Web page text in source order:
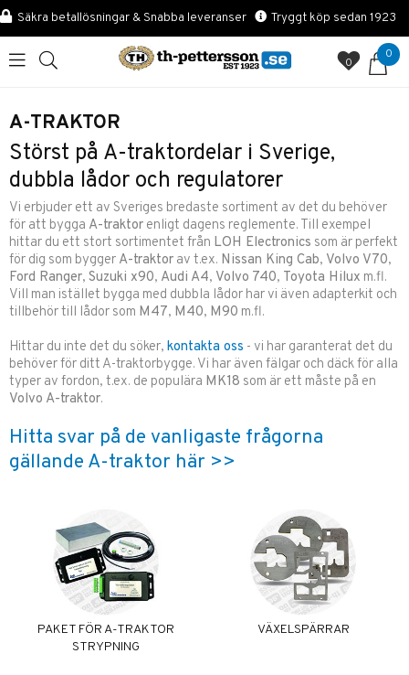
Säkra betallösningar & Snabba leveranser Tryggt köp sedan 1923
0
0
A-TRAKTOR
Störst på A-traktordelar i Sverige,
dubbla lådor och regulatorer
Vi erbjuder ett av Sveriges bredaste sortiment av det du behöver
för att bygga A-traktor enligt dagens reglemente. Till exempel
hittar du ett stort sortimentet från LOH Electronics som är perfekt
för dig som bygger A-traktor av t.ex. Nissan King Cab, Volvo V70,
Ford Ranger, Suzuki x90, Audi A4, Volvo 740, Toyota Hilux m.fl.
Vill man istället bygga med dubbla lådor har vi även adapterkit och
tillbehör till lådor som M47, M40, M90 m.fl.
Hittar du inte det du söker, kontakta oss - vi har garanterat det du
behöver för ditt A-traktorbygge. Vi har även fälgar och däck för alla
typer av fordon, t.ex. de populära MK18 som är ett måste på en
Volvo A-traktor.
Hitta svar på de vanligaste frågorna
gällande A-traktor här >>
PAKET FÖR A-TRAKTOR
STRYPNING
VÄXELSPÄRRAR